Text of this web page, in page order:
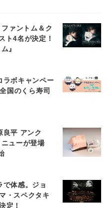
ァントム＆ク
ト4名が決定！
』
ラボキャンペー
国のくら寿司
良平 アンク
ニューが登場
で体感。ジョ
・スペクタキ
定！